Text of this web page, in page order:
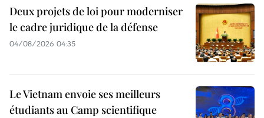
Deux projets de loi pour moderniser
le cadre juridique de la défense
04/08/2026 04:35
Le Vietnam envoie ses meilleurs
étudiants au Camp scientifique